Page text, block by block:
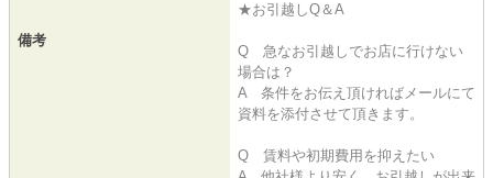
備考
★お引越しQ＆A
Q 急なお引越しでお店に行けない
場合は？
A 条件をお伝え頂ければメールにて
資料を添付させて頂きます。
Q 賃料や初期費用を抑えたい